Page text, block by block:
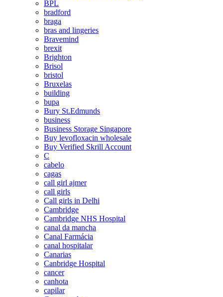
BPL
bradford
braga
bras and lingeries
Bravemind
brexit
Brighton
Brisol
bristol
Bruxelas
building
bupa
Bury St.Edmunds
business
Business Storage Singapore
Buy levofloxacin wholesale
Buy Verified Skrill Account
C
cabelo
cagas
call girl ajmer
call girls
Call girls in Delhi
Cambridge
Cambridge NHS Hospital
canal da mancha
Canal Farmácia
canal hospitalar
Canarias
Canbridge Hospital
cancer
canhota
capilar